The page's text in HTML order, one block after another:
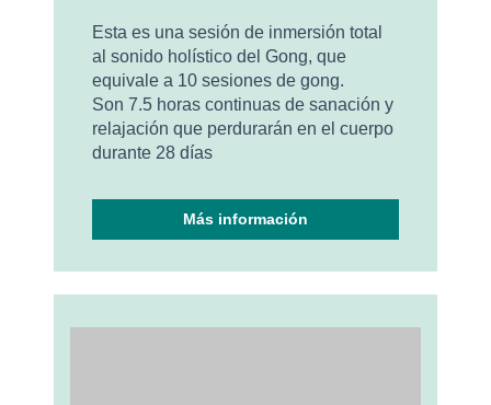
Esta es una sesión de inmersión total
al sonido holístico del Gong, que
equivale a 10 sesiones de gong.
Son 7.5 horas continuas de sanación y
relajación que perdurarán en el cuerpo
durante 28 días
Más información